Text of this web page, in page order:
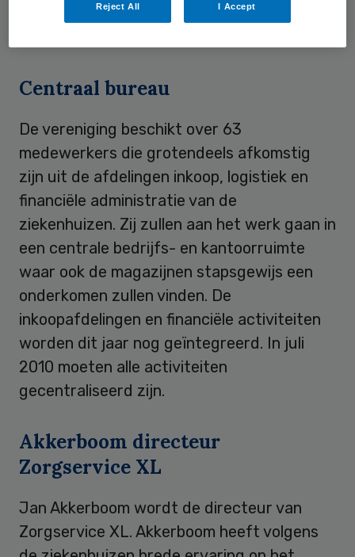
ziekenhuizen al hun inkoopactiviteiten in de
Centraal bureau
De vereniging beschikt over 63
medewerkers die grotendeels afkomstig
zijn uit de afdelingen inkoop, logistiek en
financiële administratie van de
ziekenhuizen. Zij zullen aan het werk gaan in
een centrale bedrijfs- en kantoorruimte
waar ook de magazijnen stapsgewijs een
onderkomen zullen vinden. De
inkoopafdelingen en financiële activiteiten
worden dit jaar nog geïntegreerd. In juli
2010 moeten alle activiteiten
gecentraliseerd zijn.
Akkerboom directeur
Zorgservice XL
Jan Akkerboom wordt de directeur van
Zorgservice XL. Akkerboom heeft volgens
Reject All I Accept